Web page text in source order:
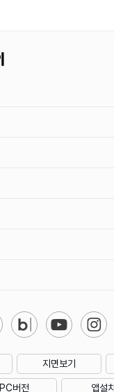
지면보기
PC버전 앱설치